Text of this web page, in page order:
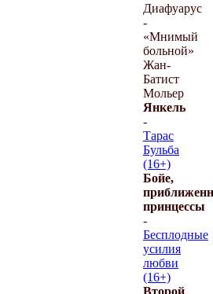
Диафуарус
-
«Мнимый
больной»
Жан-
Батист
Мольер
Янкель
-
Тарас
Бульба
(16+)
Бойе,
принцессы
-
Бесплодные
усилия
любви
(16+)
Второй